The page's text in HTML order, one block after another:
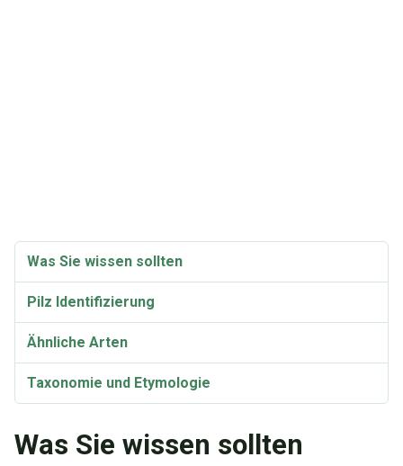
Was Sie wissen sollten
Pilz Identifizierung
Ähnliche Arten
Taxonomie und Etymologie
Was Sie wissen sollten